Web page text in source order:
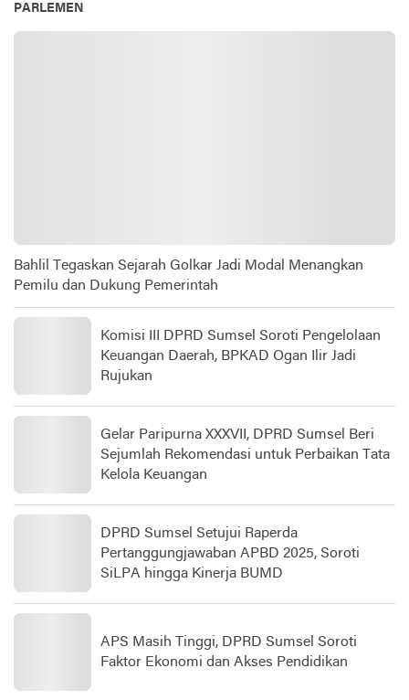
PARLEMEN
Bahlil Tegaskan Sejarah Golkar Jadi Modal Menangkan
Pemilu dan Dukung Pemerintah
Komisi III DPRD Sumsel Soroti Pengelolaan
Keuangan Daerah, BPKAD Ogan Ilir Jadi
Rujukan
Gelar Paripurna XXXVII, DPRD Sumsel Beri
Sejumlah Rekomendasi untuk Perbaikan Tata
Kelola Keuangan
DPRD Sumsel Setujui Raperda
Pertanggungjawaban APBD 2025, Soroti
SiLPA hingga Kinerja BUMD
APS Masih Tinggi, DPRD Sumsel Soroti
Faktor Ekonomi dan Akses Pendidikan